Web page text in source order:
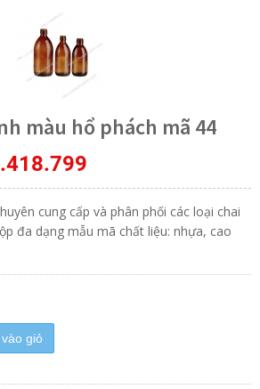
màu hổ phách mã 44
cung cấp và phân phối các loại chai
đa dạng mẫu mã chất liệu: nhựa, cao
giỏ